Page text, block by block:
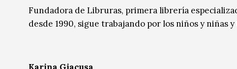
Fundadora de Libruras, primera librería
desde 1990, sigue trabajando por los niños y niñas